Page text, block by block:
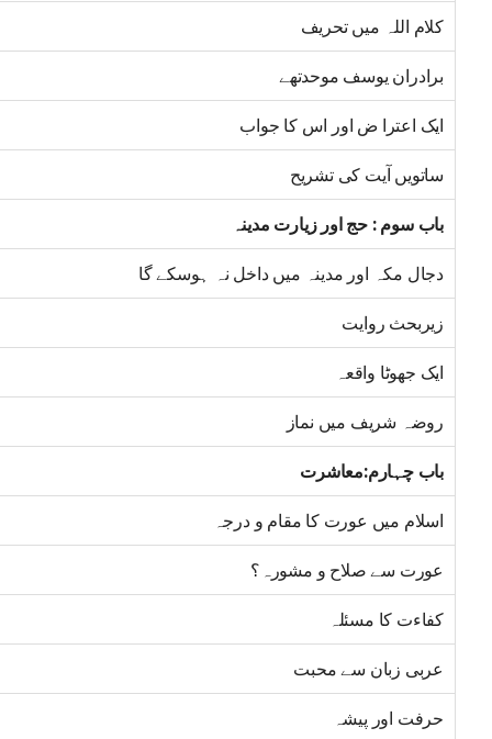
کلام اللہ میں تحریف
برادران یوسف موحدتھے
ایک اعترا ض اور اس کا جواب
ساتویں آیت کی تشریح
باب سوم : حج اور زیارت مدینہ
دجال مکہ اور مدینہ میں داخل نہ ہوسکے گا
زیربحث روایت
ایک جھوٹا واقعہ
روضہ شریف میں نماز
باب چہارم:معاشرت
اسلام میں عورت کا مقام و درجہ
عورت سے صلاح و مشورہ؟
کفاءت کا مسئلہ
عربی زبان سے محبت
حرفت اور پیشہ